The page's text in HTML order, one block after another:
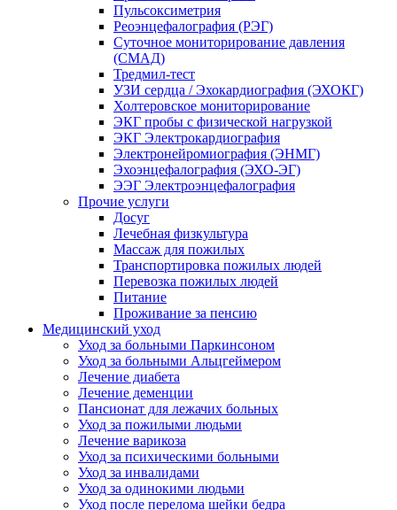
Пульсоксиметрия
Реоэнцефалография (РЭГ)
Суточное мониторирование давления
(СМАД)
Тредмил-тест
УЗИ сердца / Эхокардиография (ЭХОКГ)
Холтеровское мониторирование
ЭКГ пробы с физической нагрузкой
ЭКГ Электрокардиография
Электронейромиография (ЭНМГ)
Эхоэнцефалография (ЭХО-ЭГ)
ЭЭГ Электроэнцефалография
Прочие услуги
Досуг
Лечебная физкультура
Массаж для пожилых
Транспортировка пожилых людей
Перевозка пожилых людей
Питание
Проживание за пенсию
Медицинский уход
Уход за больными Паркинсоном
Уход за больными Альцгеймером
Лечение диабета
Лечение деменции
Пансионат для лежачих больных
Уход за пожилыми людьми
Лечение варикоза
Уход за психическими больными
Уход за инвалидами
Уход за одинокими людьми
Уход после перелома шейки бедра